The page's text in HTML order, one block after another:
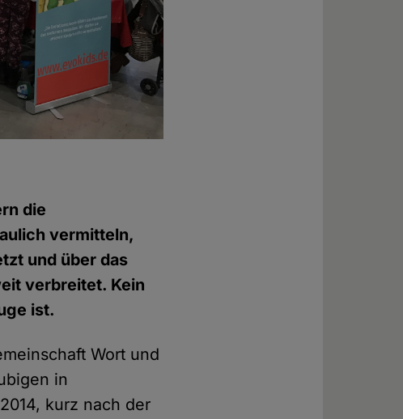
die
vermitteln,
und über das
verbreitet. Kein
ist.
Wort und
in
kurz nach der